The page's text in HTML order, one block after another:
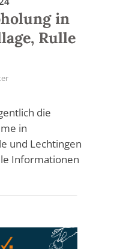
in
Rulle
die
in
und Lechtingen
Informationen